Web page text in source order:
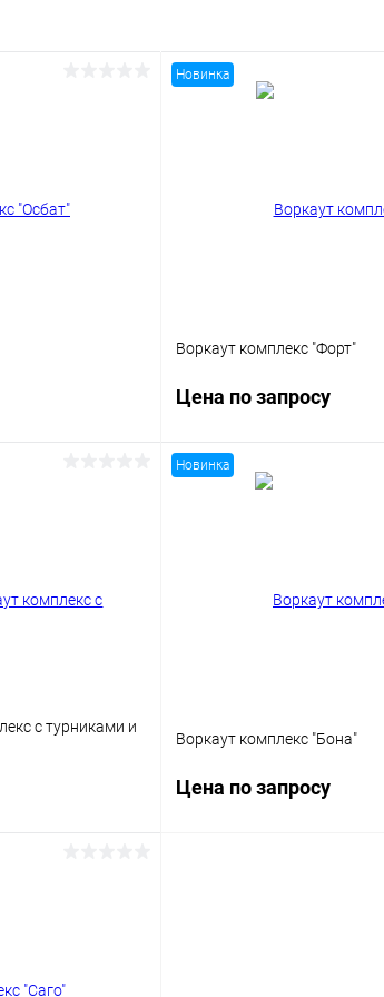
Новинка
Воркаут комплекс "Форт"
Цена по запросу
с турниками и
Новинка
Воркаут комплекс "Бона"
Цена по запросу